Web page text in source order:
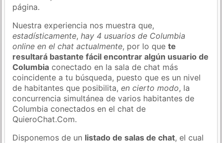
página.
Nuestra experiencia nos muestra que,
estadísticamente,hay 4 usuarios de Columbia
online en el chat actualmente, por lo quete
resultará bastante fácil encontrar algún usuario de
Columbia conectado en la sala de chat más
coincidente a tu búsqueda, puesto que es un nivel
de habitantes que posibilita,en cierto modo, la
concurrencia simultánea de varios habitantes de
Columbia conectados en el chat de
QuieroChat.Com.
Disponemos de un listado de salas de chat, el cual